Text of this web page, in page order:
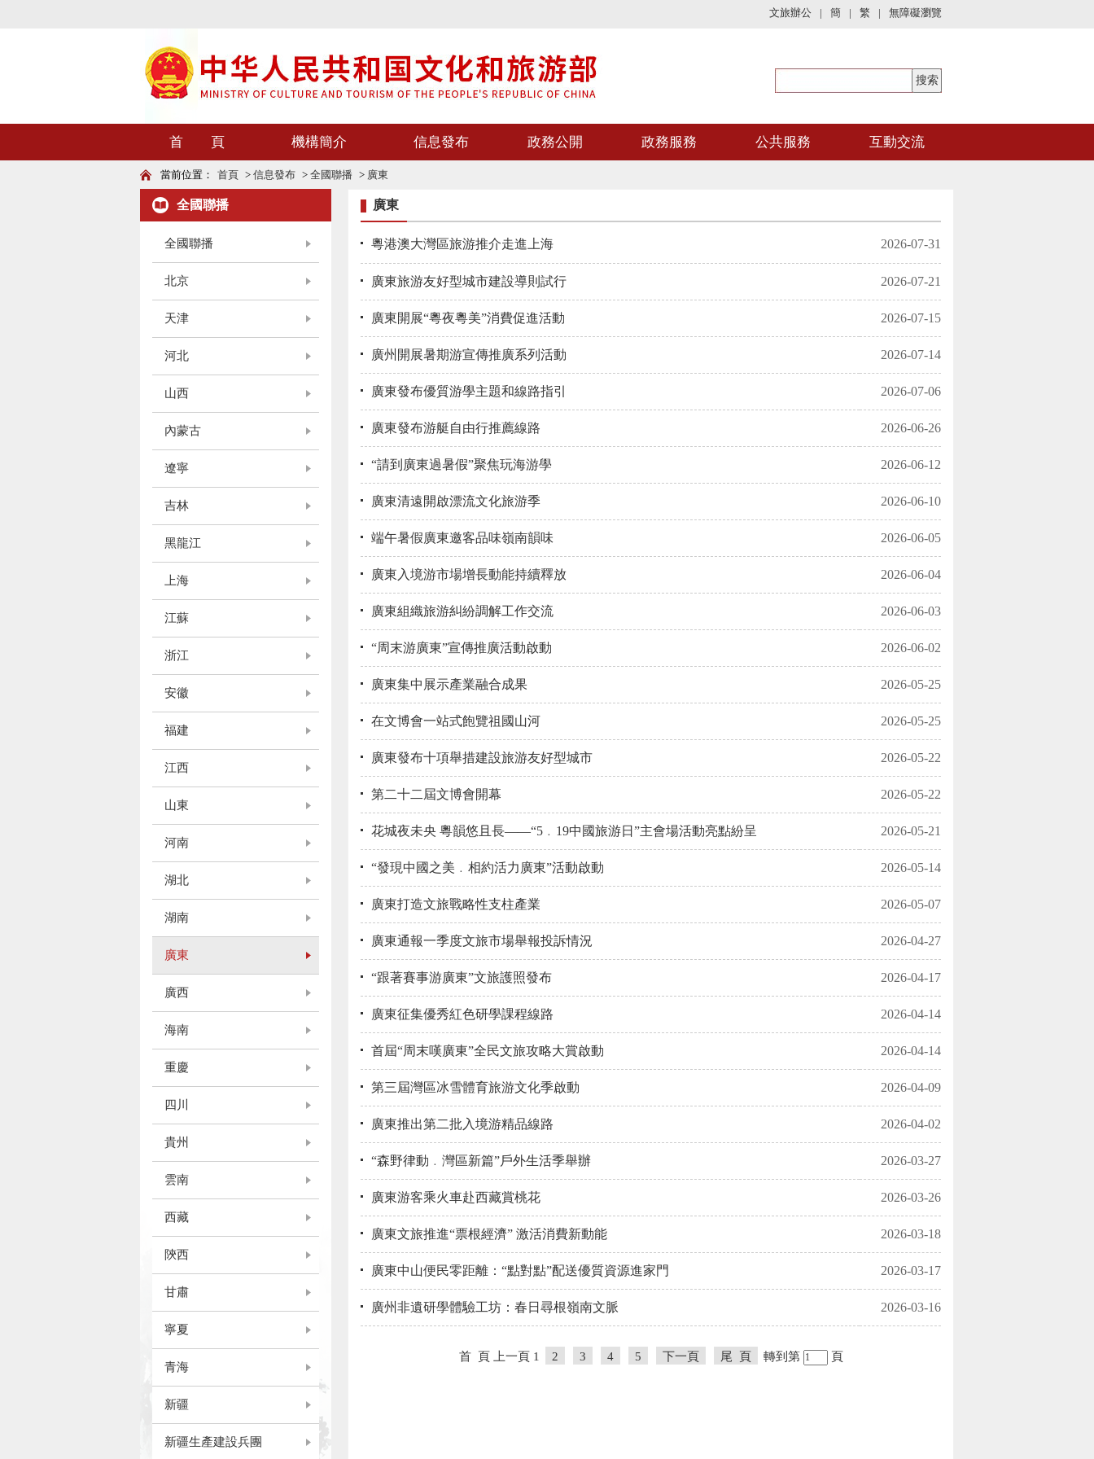
文旅辦公 | 簡 | 繁 | 無障礙瀏覽
首 頁 機構簡介 信息發布 政務公開 政務服務 公共服務 互動交流
當前位置： 首頁 > 信息發布 > 全國聯播 > 廣東
全國聯播
全國聯播
北京
天津
河北
山西
內蒙古
遼寧
吉林
黑龍江
上海
江蘇
浙江
安徽
福建
江西
山東
河南
湖北
湖南
廣東
廣西
海南
重慶
四川
貴州
雲南
西藏
陝西
甘肅
寧夏
青海
新疆
新疆生產建設兵團
廣東
粵港澳大灣區旅游推介走進上海 2026-07-31
廣東旅游友好型城市建設導則試行 2026-07-21
廣東開展“粵夜粵美”消費促進活動 2026-07-15
廣州開展暑期游宣傳推廣系列活動 2026-07-14
廣東發布優質游學主題和線路指引 2026-07-06
廣東發布游艇自由行推薦線路 2026-06-26
“請到廣東過暑假”聚焦玩海游學 2026-06-12
廣東清遠開啟漂流文化旅游季 2026-06-10
端午暑假廣東邀客品味嶺南韻味 2026-06-05
廣東入境游市場增長動能持續釋放 2026-06-04
廣東組織旅游糾紛調解工作交流 2026-06-03
“周末游廣東”宣傳推廣活動啟動 2026-06-02
廣東集中展示產業融合成果 2026-05-25
在文博會一站式飽覽祖國山河 2026-05-25
廣東發布十項舉措建設旅游友好型城市 2026-05-22
第二十二屆文博會開幕 2026-05-22
花城夜未央 粵韻悠且長——“5﹒19中國旅游日”主會場活動亮點紛呈 2026-05-21
“發現中國之美﹒相約活力廣東”活動啟動 2026-05-14
廣東打造文旅戰略性支柱產業 2026-05-07
廣東通報一季度文旅市場舉報投訴情況 2026-04-27
“跟著賽事游廣東”文旅護照發布 2026-04-17
廣東征集優秀紅色研學課程線路 2026-04-14
首屆“周末嘆廣東”全民文旅攻略大賞啟動 2026-04-14
第三屆灣區冰雪體育旅游文化季啟動 2026-04-09
廣東推出第二批入境游精品線路 2026-04-02
“森野律動﹒灣區新篇”戶外生活季舉辦 2026-03-27
廣東游客乘火車赴西藏賞桃花 2026-03-26
廣東文旅推進“票根經濟” 激活消費新動能 2026-03-18
廣東中山便民零距離：“點對點”配送優質資源進家門 2026-03-17
廣州非遺研學體驗工坊：春日尋根嶺南文脈 2026-03-16
首 頁 上一頁 1 2 3 4 5 下一頁 尾 頁 轉到第 頁